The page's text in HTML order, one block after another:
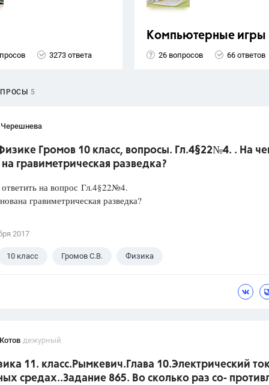
3273 ответа
Компьютерные игры
26 вопросов 66 ответов
5
Громов 10 класс, вопросы. Гл.4§22№4. . На
гравиметрическая разведка?
на вопрос Гл.4§22№4.
гравиметрическая разведка?
2017
10 класс Громов С.В. Физика
дежурный
11. класс.Рымкевич.Глава 10.Электрический
средах..Задание 865. Во сколько раз со-